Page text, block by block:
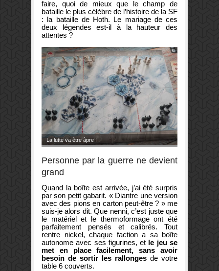
faire, quoi de mieux que le champ de
bataille le plus célèbre de l’histoire de la SF
: la bataille de Hoth. Le mariage de ces
deux légendes est-il à la hauteur des
attentes ?
La lutte va être âpre !
Personne par la guerre ne devient
grand
Quand la boîte est arrivée, j’ai été surpris
par son petit gabarit. « Diantre une version
avec des pions en carton peut-être ? » me
suis-je alors dit. Que nenni, c’est juste que
le matériel et le thermoformage ont été
parfaitement pensés et calibrés. Tout
rentre nickel, chaque faction a sa boîte
autonome avec ses figurines, et le jeu se
met en place facilement, sans avoir
besoin de sortir les rallonges de votre
table 6 couverts.